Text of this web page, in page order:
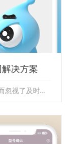
决方案
在现代快节奏的生活中，人们常常因为忙碌而忽视了及时补充水分，导致身体处于缺水状态，影响健康。因此，需要一种能够有效跟踪饮...
决方案
忽视了及时补